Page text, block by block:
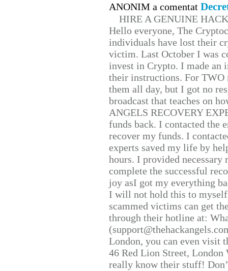
ANONIM a comentat
HIRE A GENUINE
Hello everyone, The
individuals have lost their
victim. Last October I was
invest in Crypto. I made
their instructions. For TWO
them all day, but I got no
broadcast that teaches on
ANGELS RECOVERY
funds back. I contacted the
recover my funds. I
experts saved my life by
hours. I provided
complete the successful
joy asI got my everything
I will not hold this to
scammed victims can get
through their hotline at:
London, you can even visit
46 Red Lion Street, London
really know their stuff!